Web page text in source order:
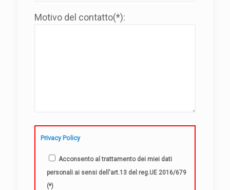
Motivo del contatto(*):
Privacy Policy
Acconsento al trattamento dei miei dati
personali ai sensi dell'art.13 del reg.UE 2016/679
(*)